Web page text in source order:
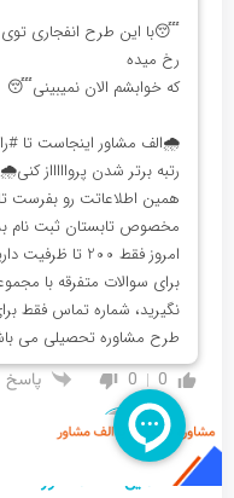
پاسخ بهمحمد
درامد بستگی به
0
0
miya
میکروبیولوژی نسبت به
0
0 پاسخ
ادمین الف مشاور